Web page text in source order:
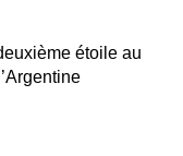
étoile au